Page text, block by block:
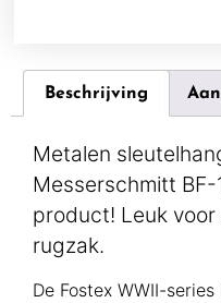
Beschrijving
Metalen
Messerschmitt
product! Leuk
rugzak.
De Fostex WWII-